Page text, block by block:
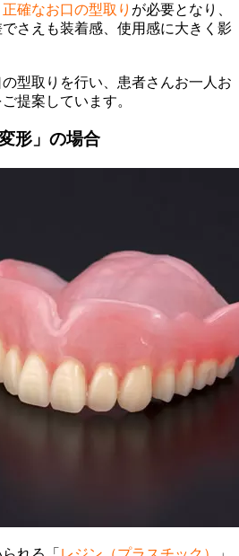
正確なお口の型取り が必要となり、
さえも装着感、使用感に大きく影
型取りを行い、患者さんお一人お
提案しています。
形」の場合